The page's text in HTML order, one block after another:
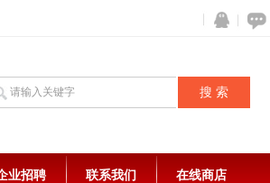
业招聘 联系我们 在线商店